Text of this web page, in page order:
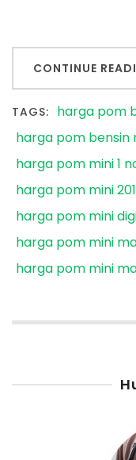
CONTINUE
TAGS: harga pom
harga pom bensin
harga pom mini 1
harga pom mini
harga pom mini
harga pom mini
harga pom mini